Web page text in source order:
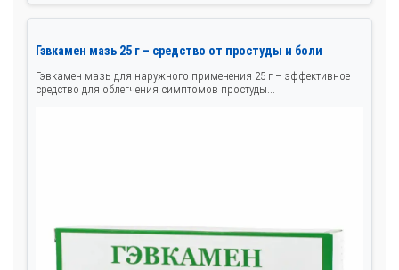
Гэвкамен мазь 25 г – средство от простуды и боли
Гэвкамен мазь для наружного применения 25 г – эффективное
средство для облегчения симптомов простуды...